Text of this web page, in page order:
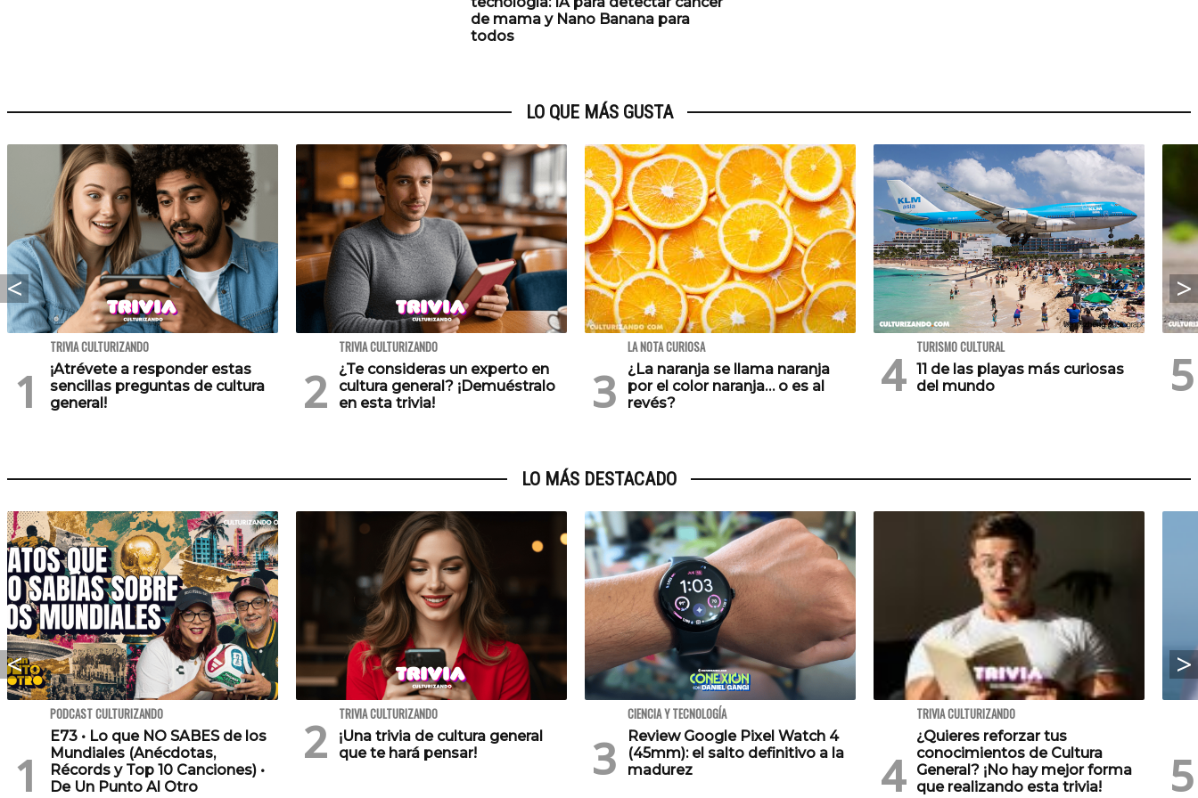
de mama y Nano Banana para
todos
LO QUE MÁS GUSTA
TRIVIA CULTURIZANDO
¡Atrévete a responder estas
sencillas preguntas de cultura
general!
TRIVIA CULTURIZANDO
¿Te consideras un experto en
cultura general? ¡Demuéstralo
en esta trivia!
LA NOTA CURIOSA
¿La naranja se llama naranja
por el color naranja… o es al
revés?
TURISMO CULTURAL
11 de las playas más curiosas
del mundo
LO MÁS DESTACADO
PODCAST CULTURIZANDO
E73 • Lo que NO SABES de los
Mundiales (Anécdotas,
Récords y Top 10 Canciones) •
De Un Punto Al Otro
TRIVIA CULTURIZANDO
¡Una trivia de cultura general
que te hará pensar!
CIENCIA Y TECNOLOGÍA
Review Google Pixel Watch 4
(45mm): el salto definitivo a la
madurez
TRIVIA CULTURIZANDO
¿Quieres reforzar tus
conocimientos de Cultura
General? ¡No hay mejor forma
que realizando esta trivia!